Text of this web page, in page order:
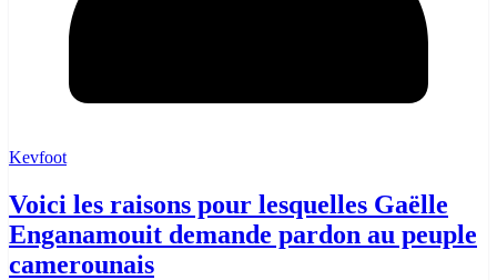
Kevfoot
Voici les raisons pour lesquelles Gaëlle
Enganamouit demande pardon au peuple
camerounais